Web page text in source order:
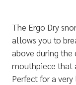
The Ergo Dry
allows you to
above during the
mouthpiece that
Perfect for a